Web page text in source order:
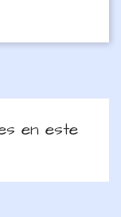
en este